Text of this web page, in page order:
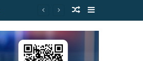
Publicación al
Barra lateral